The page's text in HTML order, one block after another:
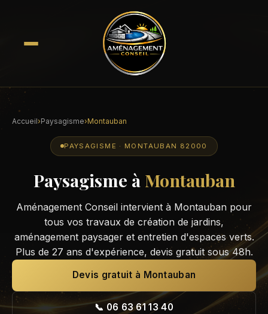
Accueil›Paysagisme›Montauban
PAYSAGISME · MONTAUBAN 82000
Paysagisme à Montauban
Aménagement Conseil intervient à Montauban pour
tous vos travaux de création de jardins,
aménagement paysager et entretien d'espaces verts.
Plus de 27 ans d'expérience, devis gratuit sous 48h.
Devis gratuit à Montauban
📞 06 63 61 13 40